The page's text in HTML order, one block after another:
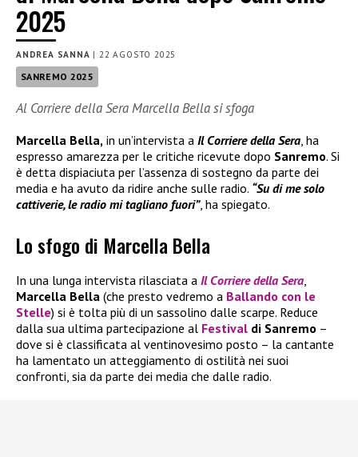
2025
ANDREA SANNA | 22 AGOSTO 2025
SANREMO 2025
Al Corriere della Sera Marcella Bella si sfoga
Marcella Bella, in un’intervista a Il Corriere della Sera, ha
espresso amarezza per le critiche ricevute dopo Sanremo. Si
è detta dispiaciuta per l’assenza di sostegno da parte dei
media e ha avuto da ridire anche sulle radio. “Su di me solo
cattiverie, le radio mi tagliano fuori”, ha spiegato.
Lo sfogo di Marcella Bella
In una lunga intervista rilasciata a Il Corriere della Sera
Marcella Bella (che presto vedremo a Ballando con le
Stelle) si è tolta più di un sassolino dalle scarpe. Reduce
dalla sua ultima partecipazione al Festival di Sanremo –
dove si è classificata al ventinovesimo posto – la cantante
ha lamentato un atteggiamento di ostilità nei suoi
confronti, sia da parte dei media che dalle radio.